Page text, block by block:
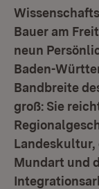
Bauer am
neun
Baden-
Bandbreite
groß: Sie
Landeskultur,
Mundart und